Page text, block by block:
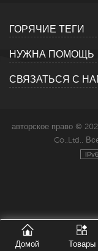
ГОРЯЧИЕ ТЕГИ
НУЖНА ПОМОЩЬ
СВЯЗАТЬСЯ С
авторское право ©
Co.,Ltd..
Домой Товары